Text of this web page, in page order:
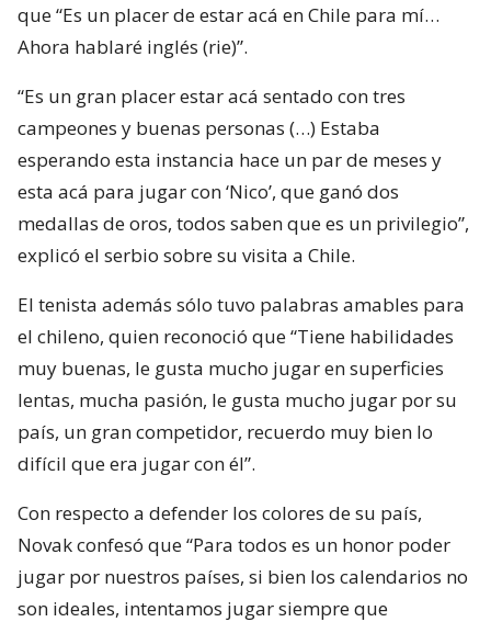
que “Es un placer de estar acá en Chile para mí…
Ahora hablaré inglés (rie)”.
“Es un gran placer estar acá sentado con tres
campeones y buenas personas (…) Estaba
esperando esta instancia hace un par de meses y
esta acá para jugar con ‘Nico’, que ganó dos
medallas de oros, todos saben que es un privilegio”,
explicó el serbio sobre su visita a Chile.
El tenista además sólo tuvo palabras amables para
el chileno, quien reconoció que “Tiene habilidades
muy buenas, le gusta mucho jugar en superficies
lentas, mucha pasión, le gusta mucho jugar por su
país, un gran competidor, recuerdo muy bien lo
difícil que era jugar con él”.
Con respecto a defender los colores de su país,
Novak confesó que “Para todos es un honor poder
jugar por nuestros países, si bien los calendarios no
son ideales, intentamos jugar siempre que